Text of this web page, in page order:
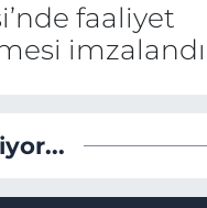
faaliyet
imzalandı